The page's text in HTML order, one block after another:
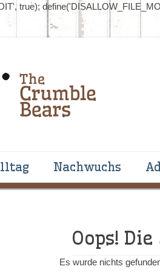
true);
Menü Nachwuchs
Oops!
Es wurde nichts